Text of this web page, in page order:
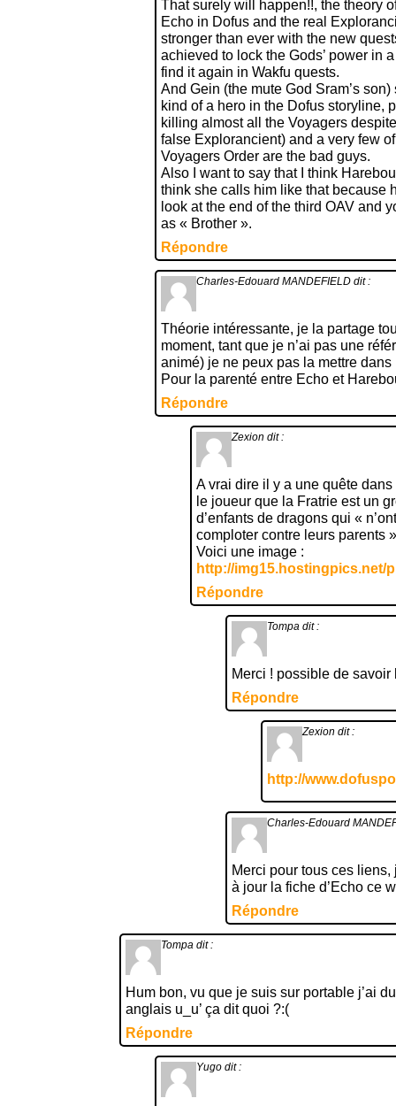
That surely will happen!!, the theory
Echo in Dofus and the real
stronger than ever with the new
achieved to lock the Gods’ power in
find it again in Wakfu quests.
And Gein (the mute God Sram’s
kind of a hero in the Dofus storyline,
killing almost all the Voyagers
false Explorancient) and a very few
Voyagers Order are the bad guys.
Also I want to say that I think
think she calls him like that because
look at the end of the third OAV and
as « Brother ».
Répondre
Charles-Edouard MANDEFIELD dit :
Théorie intéressante, je la partage
moment, tant que je n’ai pas une
animé) je ne peux pas la mettre dans
Pour la parenté entre Echo et
Répondre
Zexion dit :
A vrai dire il y a une quête
le joueur que la Fratrie est un
d’enfants de dragons qui «
comploter contre leurs parents
Voici une image :
http://img15.hostingpics.net/
Répondre
Tompa dit :
Merci ! possible de
Répondre
Zexion dit :
http://
Charles-Edouard
Merci pour tous ces liens,
à jour la fiche d’Echo ce
Répondre
Tompa dit :
Hum bon, vu que je suis sur portable j’ai
anglais u_u’ ça dit quoi ?:(
Répondre
Yugo dit :